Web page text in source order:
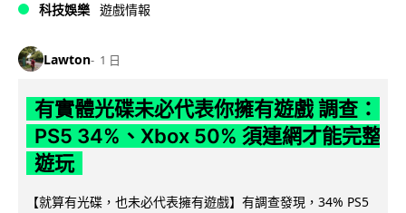
科技娛樂 遊戲情報
Lawton 1 日
有實體光碟未必代表你擁有遊戲 調查：
PS5 34%、Xbox 50% 須連網才能完整
遊玩
【就算有光碟，也未必代表擁有遊戲】有調查發現，34% PS5